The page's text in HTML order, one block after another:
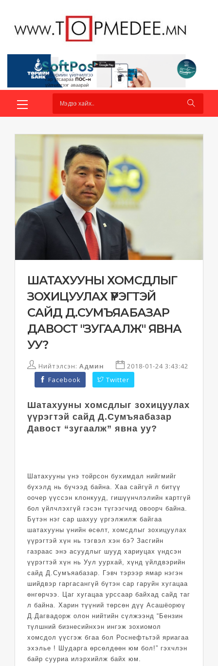
ШАТАХУУНЫ ХОМСДЛЫГ
ЗОХИЦУУЛАХ ҮҮРЭГТЭЙ
САЙД Д.СУМЪЯАБАЗАР
ДАВОСТ "ЗУГААЛЖ" ЯВНА
УУ?
Нийтэлсэн: Админ
2018-01-24 3:43:42
Facebook
Twitter
Шатахууны хомсдлыг зохицуулах
үүрэгтэй сайд Д.Сумъяабазар
Давост “зугаалж” явна уу?
Шатахууны үнэ тойрсон бухимдал нийгмийг
бүхэлд нь бүчээд байна. Хаа сайгүй л битүү
оочер үүссэн клонкууд, гишүүнчлэлийн картгүй
бол үйлчлэхгүй гэсэн түгээгчид овоорч байна.
Бүтэн нэг сар шахуу үргэлжилж байгаа
шатахууны үнийн өсөлт, хомсдлыг зохицуулах
үүрэгтэй хүн нь тэгвэл хэн бэ? Засгийн
газраас энэ асуудлыг шууд хариуцах үндсэн
үүрэгтэй хүн нь Уул уурхай, хүнд үйлдвэрийн
сайд Д.Сумъяабазар. Гэвч тэрээр ямар нэгэн
шийдвэр гаргасангүй бүтэн сар гаруйн хугацаа
өнгөрчээ. Цаг хугацаа урссаар байхад сайд таг
л байна. Харин түүний төрсөн дүү Асашёорюү
Д.Дагвадорж олон нийтийн сүлжээнд “Бензин
түлшний бизнесийнхэн ингэж зохиомол
хомсдол үүсгэж бгаа бол Роснефтьтэй яриагаа
эхэлье ! Шударга өрсөлдөөн юм бол!” гэхчлэн
байр сууриа илэрхийлж байх юм.